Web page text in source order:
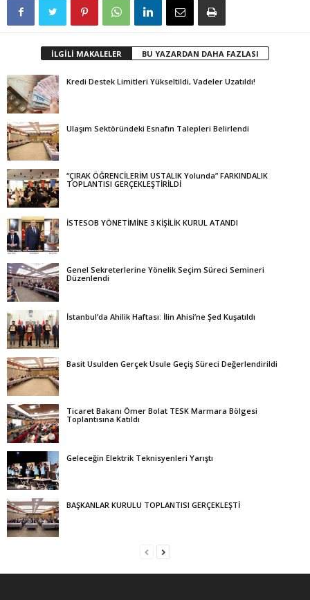
İLGİLİ MAKALELER BU YAZARDAN DAHA FAZLASI
Kredi Destek Limitleri Yükseltildi, Vadeler Uzatıldı!
Ulaşım Sektöründeki Esnafın Talepleri Belirlendi
“ÇIRAK ÖĞRENCİLERİM USTALIK Yolunda” FARKINDALIK
TOPLANTISI GERÇEKLEŞTİRİLDİ
İSTESOB YÖNETİMİNE 3 KİŞİLİK KURUL ATANDI
Genel Sekreterlerine Yönelik Seçim Süreci Semineri
Düzenlendi
İstanbul’da Ahilik Haftası: İlin Ahisi’ne Şed Kuşatıldı
Basit Usulden Gerçek Usule Geçiş Süreci Değerlendirildi
Ticaret Bakanı Ömer Bolat TESK Marmara Bölgesi
Toplantısına Katıldı
Geleceğin Elektrik Teknisyenleri Yarıştı
BAŞKANLAR KURULU TOPLANTISI GERÇEKLEŞTİ